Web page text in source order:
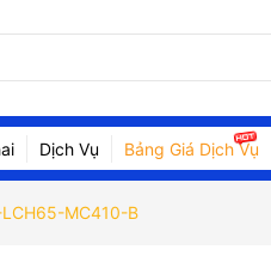
Dịch Vụ Bảng Giá Dịch Vụ
MC410-B